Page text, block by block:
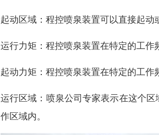
起动区域：程控喷泉装置可以直接起动
运行力矩：程控喷泉装置在特定的工作
起动力矩：程控喷泉装置在特定的工作
运行区域：喷泉公司专家表示在这个
作区域内。